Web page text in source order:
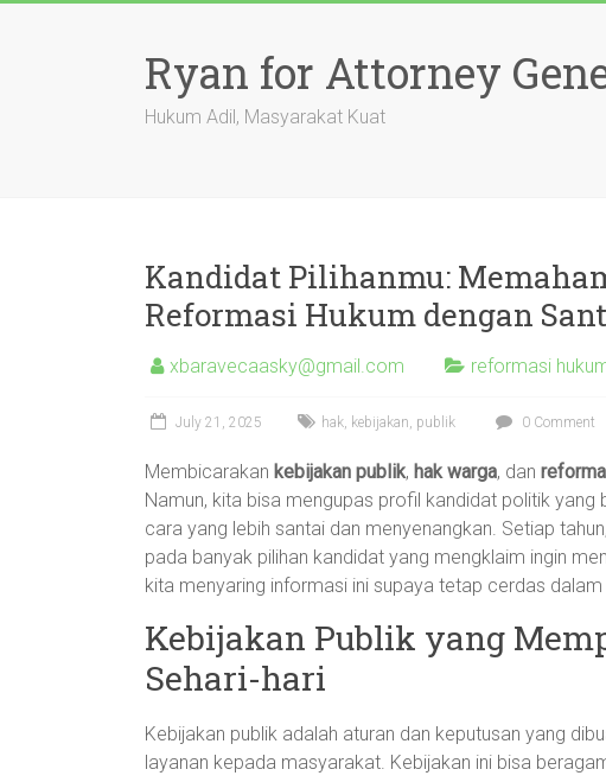
Ryan for Attorney
Hukum Adil, Masyarakat Kuat
Kandidat Pilihanmu:
Reformasi Hukum dengan
xbaravecaasky@gmail.com reformasi
July 21, 2025 hak, kebijakan, publik 0 Comment
Membicarakan kebijakan publik, hak warga, dan
Namun, kita bisa mengupas profil kandidat politik yang
cara yang lebih santai dan menyenangkan. Setiap
pada banyak pilihan kandidat yang mengklaim ingin
kita menyaring informasi ini supaya tetap cerdas dalam
Kebijakan Publik yang
Sehari-hari
Kebijakan publik adalah aturan dan keputusan yang
layanan kepada masyarakat. Kebijakan ini bisa